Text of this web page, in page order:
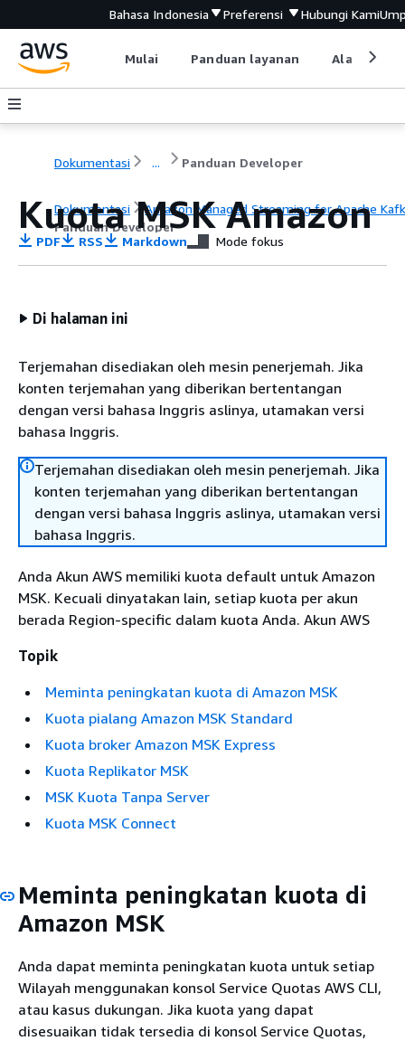
Bahasa Indonesia Preferensi Hubungi Kami
Mulai Panduan layanan Alat
Dokumentasi ... Panduan Developer
Dokumentasi
Amazon Managed Streaming for Apache
Panduan Developer
Kuota MSK Amazon
PDF RSS Markdown Mode fokus
Di halaman ini
Terjemahan disediakan oleh mesin penerjemah. Jika
konten terjemahan yang diberikan bertentangan
dengan versi bahasa Inggris aslinya, utamakan versi
bahasa Inggris.
Terjemahan disediakan oleh mesin penerjemah. Jika
konten terjemahan yang diberikan bertentangan
dengan versi bahasa Inggris aslinya, utamakan versi
bahasa Inggris.
Anda Akun AWS memiliki kuota default untuk Amazon
MSK. Kecuali dinyatakan lain, setiap kuota per akun
berada Region-specific dalam kuota Anda. Akun AWS
Topik
Meminta peningkatan kuota di Amazon MSK
Kuota pialang Amazon MSK Standard
Kuota broker Amazon MSK Express
Kuota Replikator MSK
MSK Kuota Tanpa Server
Kuota MSK Connect
Meminta peningkatan kuota di
Amazon MSK
Anda dapat meminta peningkatan kuota untuk setiap
Wilayah menggunakan konsol Service Quotas AWS CLI,
atau kasus dukungan. Jika kuota yang dapat
disesuaikan tidak tersedia di konsol Service Quotas,